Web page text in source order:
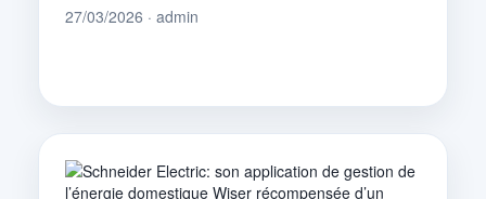
27/03/2026 · admin